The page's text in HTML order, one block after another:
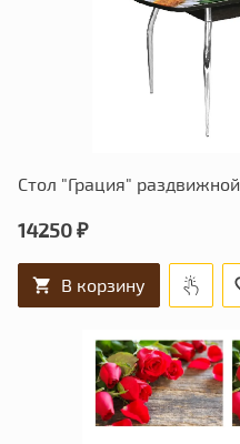
Стол "Грация" раздвижной
14250 ₽
В корзину